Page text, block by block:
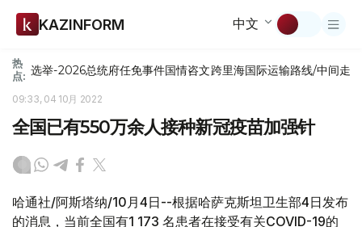
KAZINFORM 中文
热
点: 选举-2026总统府任免事件国情咨文跨里海国际运输路线/中间走廊
09:33, 04 10月 2022
全国已有550万余人接种新冠疫苗加强针
哈通社/阿斯塔纳/10月4日--根据哈萨克斯坦卫生部4日发布
的消息，当前全国有1 173 名患者在接受有关COVID-19的